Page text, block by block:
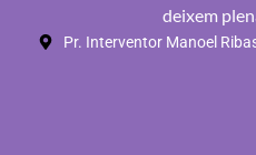
deixem
Pr. Interventor Manoel